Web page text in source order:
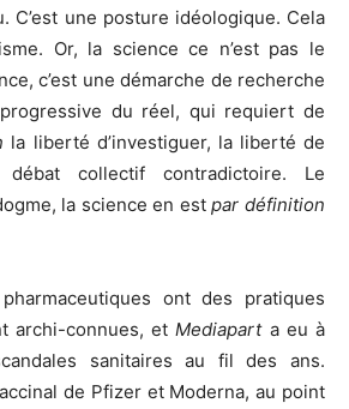
C’est une posture idéologique. Cela
Or, la science ce n’est pas le
c’est une démarche de recherche
du réel, qui requiert de
la liberté d’investiguer, la liberté de
collectif contradictoire. Le
la science en estpar définition
ont des pratiques
archi-connues, etMediaparta eu à
sanitaires au fil des ans.
de Pfizer et Moderna, au point